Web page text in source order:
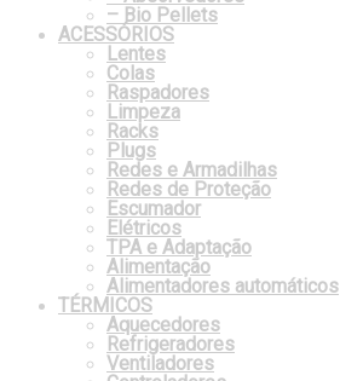
– Bio Pellets
ACESSÓRIOS
Lentes
Colas
Raspadores
Limpeza
Racks
Plugs
Redes e Armadilhas
Redes de Proteção
Escumador
Elétricos
TPA e Adaptação
Alimentação
Alimentadores automáticos
TÉRMICOS
Aquecedores
Refrigeradores
Ventiladores